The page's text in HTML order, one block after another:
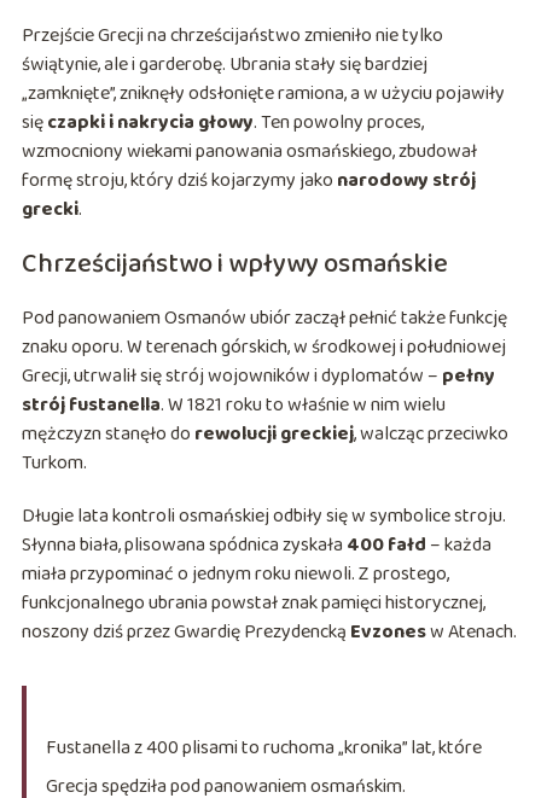
Przejście Grecji na chrześcijaństwo zmieniło nie tylko
świątynie, ale i garderobę. Ubrania stały się bardziej
„zamknięte”, zniknęły odsłonięte ramiona, a w użyciu pojawiły
sięczapki i nakrycia głowy. Ten powolny proces,
wzmocniony wiekami panowania osmańskiego, zbudował
formę stroju, który dziś kojarzymy jako narodowy strój
grecki.
Chrześcijaństwo i wpływy osmańskie
Pod panowaniem Osmanów ubiór zaczął pełnić także funkcję
znaku oporu. W terenach górskich, w środkowej i południowej
Grecji, utrwalił się strój wojowników i dyplomatów – pełny
strój fustanella. W 1821 roku to właśnie w nim wielu
mężczyzn stanęło do rewolucji greckiej, walcząc przeciwko
Turkom.
Długie lata kontroli osmańskiej odbiły się w symbolice stroju.
Słynna biała, plisowana spódnica zyskała 400 fałd – każda
miała przypominać o jednym roku niewoli. Z prostego,
funkcjonalnego ubrania powstał znak pamięci historycznej,
noszony dziś przez Gwardię Prezydencką Evzonesw Atenach.
Fustanella z 400 plisami to ruchoma „kronika” lat, które
Grecja spędziła pod panowaniem osmańskim.